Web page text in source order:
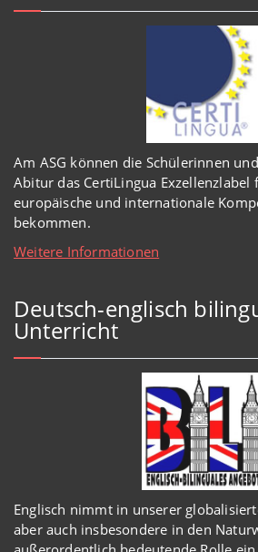
Am ASG können die Schülerinnen
Abitur das CertiLingua Exzellenzlabel
europäische und internationale
bekommen.
Weitere Informationen
Deutsch-englisch
Unterricht
Englisch nimmt in unserer
aber auch insbesondere in den